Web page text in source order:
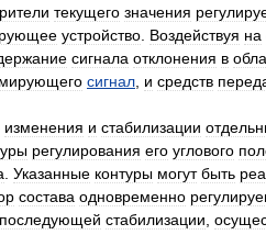
текущего значения
устройство Воздействуя на
сигнала отклонения в
сигнал и средств
изменения и стабилизации
регулирования его углового
Указанные контуры могут быть
состава одновременно
последующей стабилизации